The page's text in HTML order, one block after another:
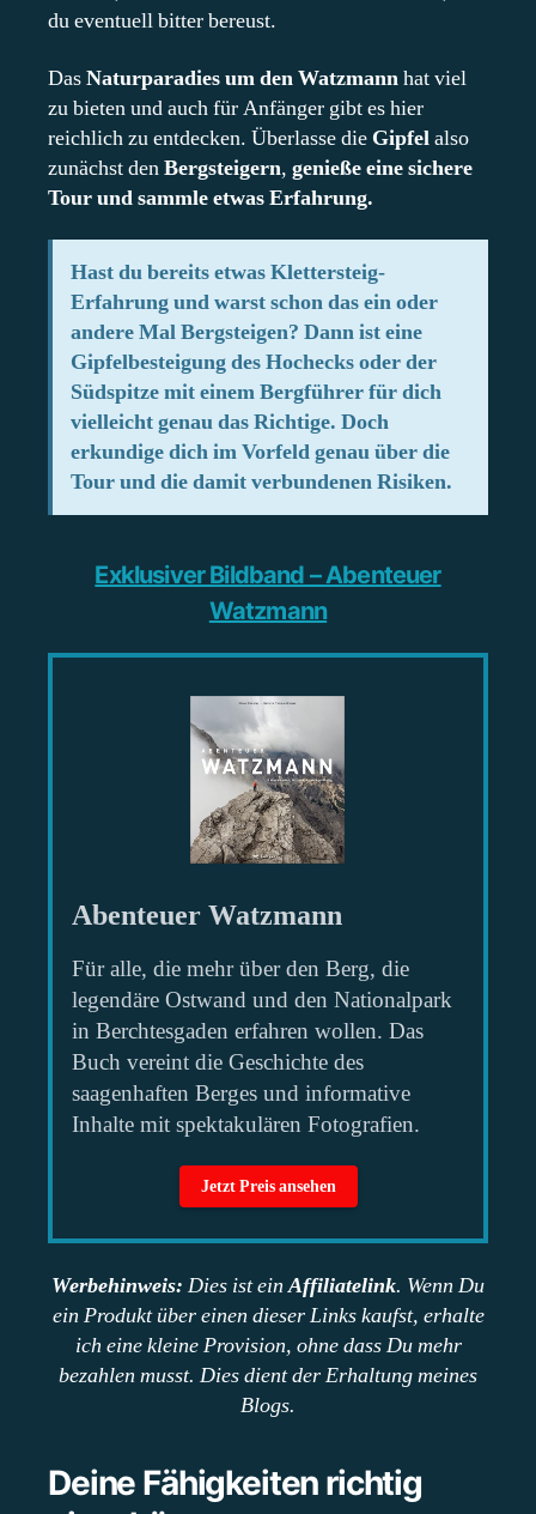
du eventuell bitter bereust.
DasNaturparadies um den Watzmannhat viel
zu bieten und auch für Anfänger gibt es hier
reichlich zu entdecken. Überlasse die Gipfelalso
zunächst denBergsteigern, genieße eine sichere
Tour und sammle etwas Erfahrung.
Hast du bereits etwas Klettersteig-
Erfahrung und warst schon das ein oder
andere Mal Bergsteigen? Dann ist eine
Gipfelbesteigung des Hochecks oder der
Südspitze mit einem Bergführer für dich
vielleicht genau das Richtige. Doch
erkundige dich im Vorfeld genau über die
Tour und die damit verbundenen Risiken.
Exklusiver Bildband – Abenteuer
Watzmann
Abenteuer Watzmann
Für alle, die mehr über den Berg, die
legendäre Ostwand und den Nationalpark
in Berchtesgaden erfahren wollen. Das
Buch vereint die Geschichte des
saagenhaften Berges und informative
Inhalte mit spektakulären Fotografien.
Jetzt Preis ansehen
Werbehinweis: Dies ist einAffiliatelink. Wenn Du
ein Produkt über einen dieser Links kaufst, erhalte
ich eine kleine Provision, ohne dass Du mehr
bezahlen musst. Dies dient der Erhaltung meines
Blogs.
Deine Fähigkeiten richtig